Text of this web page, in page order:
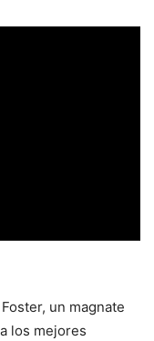
un magnate
los mejores